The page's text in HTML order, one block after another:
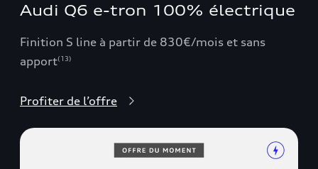
Audi Q6 e-tron 100% électrique
Finition S line à partir de 830€/mois et sans
apport(13)
Profiter de l’offre